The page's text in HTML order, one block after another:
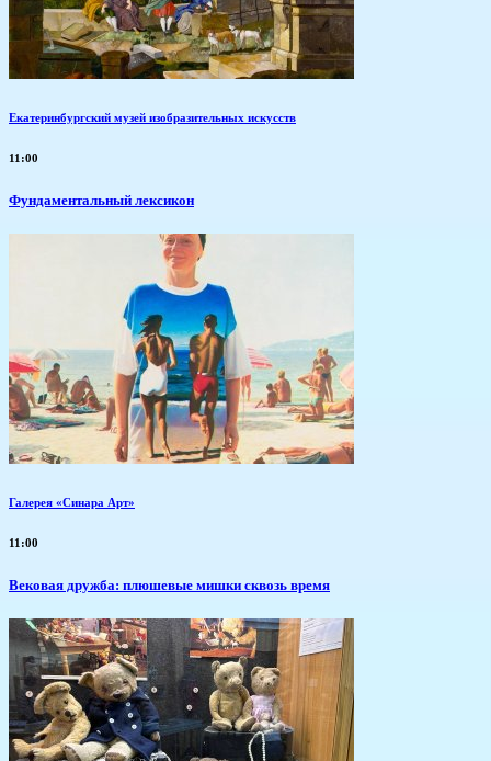
Екатеринбургский музей изобразительных искусств
11:00
Фундаментальный лексикон
Галерея «Синара Арт»
11:00
Вековая дружба: плюшевые мишки сквозь время